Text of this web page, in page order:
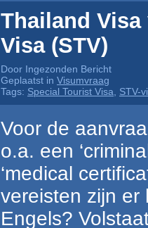
Thailand Visa
Visa (STV)
Door Ingezonden Bericht
Geplaatst in Visumvraag
Tags: Special Tourist Visa STV-
Voor de
o.a. een
‘medical
vereisten zijn er
Engels?